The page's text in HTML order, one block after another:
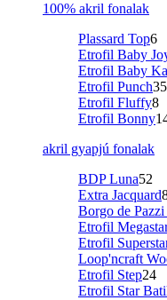
100% akril fonalak
Plassard Top6
Etrofil Baby
Etrofil Baby
Etrofil Punch35
Etrofil Fluffy8
Etrofil Bonny
akril gyapjú fonalak
BDP Luna52
Extra Jacquard
Borgo de
Etrofil
Etrofil
Loop'ncraft
Etrofil Step24
Etrofil Star